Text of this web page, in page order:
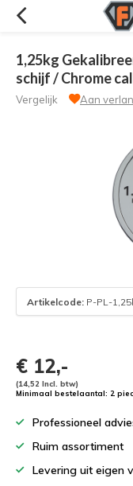
1,25kg
schijf / Chrome
Vergelijk Aan
Artikelcode: P-PL-
€ 12,-
(14,52 Incl. btw)
Minimaal bestelaantal: 2
Professioneel
Ruim assortiment
Levering uit eigen